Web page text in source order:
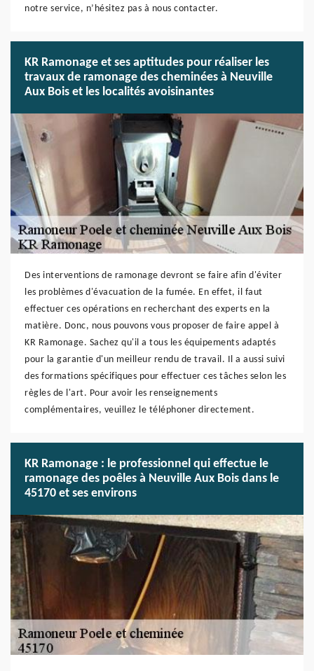
notre service, n’hésitez pas à nous contacter.
KR Ramonage et ses aptitudes pour réaliser les
travaux de ramonage des cheminées à Neuville
Aux Bois et les localités avoisinantes
Des interventions de ramonage devront se faire afin d'éviter
les problèmes d'évacuation de la fumée. En effet, il faut
effectuer ces opérations en recherchant des experts en la
matière. Donc, nous pouvons vous proposer de faire appel à
KR Ramonage. Sachez qu'il a tous les équipements adaptés
pour la garantie d'un meilleur rendu de travail. Il a aussi suivi
des formations spécifiques pour effectuer ces tâches selon les
règles de l'art. Pour avoir les renseignements
complémentaires, veuillez le téléphoner directement.
KR Ramonage : le professionnel qui effectue le
ramonage des poêles à Neuville Aux Bois dans le
45170 et ses environs